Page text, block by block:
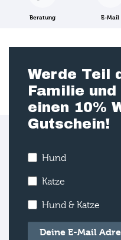
Beratung E-Mail
Werde Teil
Familie
einen 10%
Gutschein!
Hund
Katze
Hund & Katze
E-Mail*